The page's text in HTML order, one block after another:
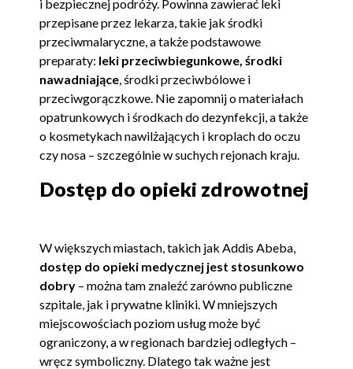
i bezpiecznej podróży. Powinna zawierać leki
przepisane przez lekarza, takie jak środki
przeciwmalaryczne, a także podstawowe
preparaty: leki przeciwbiegunkowe, środki
nawadniające, środki przeciwbólowe i
przeciwgorączkowe. Nie zapomnij o materiałach
opatrunkowych i środkach do dezynfekcji, a także
o kosmetykach nawilżających i kroplach do oczu
czy nosa – szczególnie w suchych rejonach kraju.
Dostęp do opieki zdrowotnej
W większych miastach, takich jak Addis Abeba,
dostęp do opieki medycznej jest stosunkowo
dobry – można tam znaleźć zarówno publiczne
szpitale, jak i prywatne kliniki. W mniejszych
miejscowościach poziom usług może być
ograniczony, a w regionach bardziej odległych –
wręcz symboliczny. Dlatego tak ważne jest